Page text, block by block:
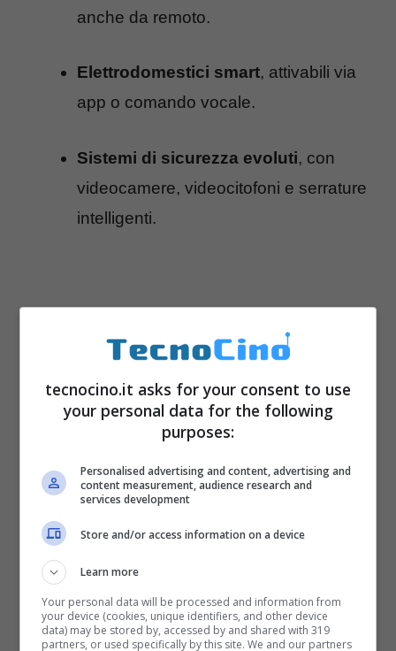
anche da remoto.
Elettrodomestici smart, attivabili via
app o comando vocale.
Sistemi di sicurezza evoluti, con
videocamere, videocitofoni e serrature
intelligenti.
Smart speaker
centro di controllo e assistenza
digitale.
Un sistema smart può essere realizzato in
tecnocino.it asks for your consent to use
your personal data for the following
purposes:
Personalised advertising and content, advertising and
content measurement, audience research and
services development
Store and/or access information on a device
Learn more
Your personal data will be processed and information from
your device (cookies, unique identifiers, and other device
data) may be stored by, accessed by and shared with 319
partners, or used specifically by this site. We and our partners